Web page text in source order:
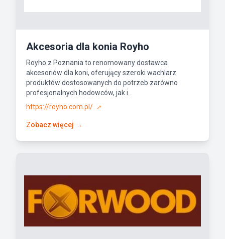
Akcesoria dla konia Royho
Royho z Poznania to renomowany dostawca
akcesoriów dla koni, oferujący szeroki wachlarz
produktów dostosowanych do potrzeb zarówno
profesjonalnych hodowców, jak i...
https://royho.com.pl/
↗
Zobacz więcej →